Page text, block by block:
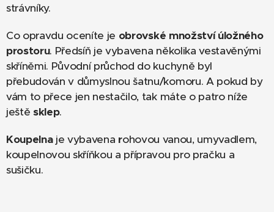
strávníky.
Co opravdu oceníte je obrovské množství úložného
prostoru. Předsíň je vybavena několika vestavěnými
skříněmi. Původní průchod do kuchyně byl
přebudován v důmyslnou šatnu/komoru. A pokud by
vám to přece jen nestačilo, tak máte o patro níže
ještěsklep.
Koupelnaje vybavena rohovou vanou, umyvadlem,
koupelnovou skříňkou a přípravou pro pračku a
sušičku.